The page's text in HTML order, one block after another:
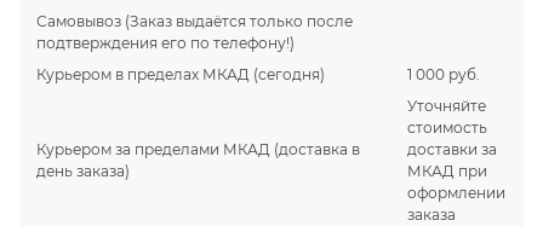
Самовывоз (Заказ выдаётся только после
подтверждения его по телефону!)
Курьером в пределах МКАД (сегодня) 1 000 руб.
Курьером за пределами МКАД (доставка в
день заказа)
Уточняйте
стоимость
доставки за
МКАД при
оформлении
заказа